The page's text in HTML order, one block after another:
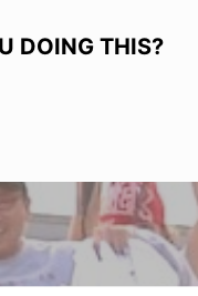
DOING THIS?